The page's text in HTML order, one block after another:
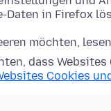
Daten in Firefox
möchten,
dass
Cookies